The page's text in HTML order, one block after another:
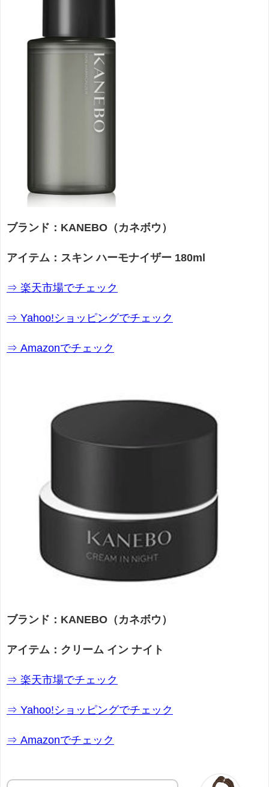
ブランド：KANEBO（カネボウ）
アイテム：スキン ハーモナイザー 180ml
⇒ 楽天市場でチェック
⇒ Yahoo!ショッピングでチェック
⇒ Amazonでチェック
ブランド：KANEBO（カネボウ）
アイテム：クリーム イン ナイト
⇒ 楽天市場でチェック
⇒ Yahoo!ショッピングでチェック
⇒ Amazonでチェック